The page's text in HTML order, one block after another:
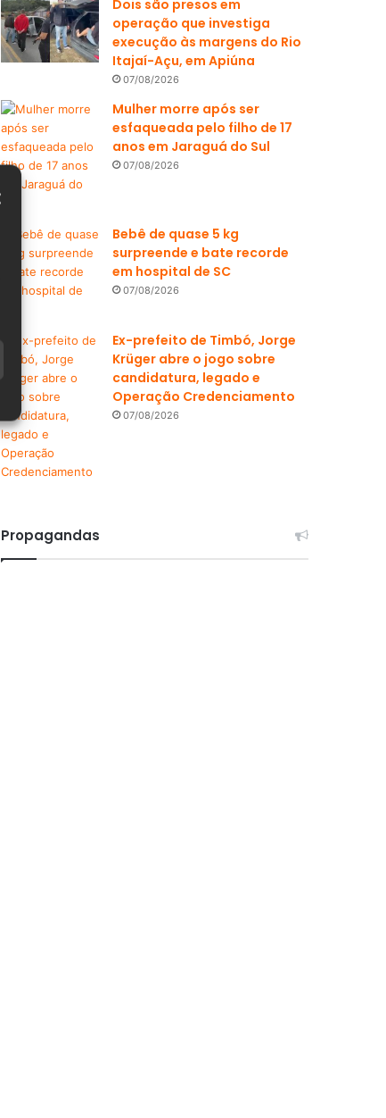
Dois são presos em
operação que investiga
execução às margens do Rio
Itajaí-Açu, em Apiúna
07/08/2026
Mulher morre após ser
esfaqueada pelo filho de 17
anos em Jaraguá do Sul
07/08/2026
Bebê de quase 5 kg
surpreende e bate recorde
em hospital de SC
07/08/2026
Ex-prefeito de Timbó, Jorge
Krüger abre o jogo sobre
candidatura, legado e
Operação Credenciamento
07/08/2026
Propagandas